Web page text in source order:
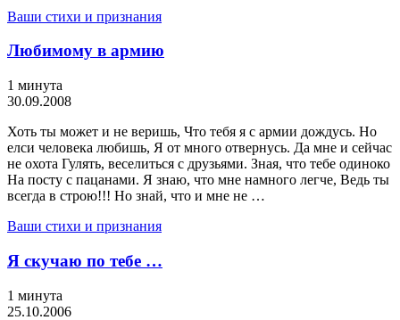
Ваши стихи и признания
Любимому в армию
1 минута
30.09.2008
Хоть ты может и не веришь, Что тебя я с армии дождусь. Но
елси человека любишь, Я от много отвернусь. Да мне и сейчас
не охота Гулять, веселиться с друзьями. Зная, что тебе одиноко
На посту с пацанами. Я знаю, что мне намного легче, Ведь ты
всегда в строю!!! Но знай, что и мне не …
Ваши стихи и признания
Я скучаю по тебе …
1 минута
25.10.2006